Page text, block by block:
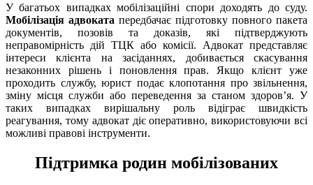
У багатьох випадках мобілізаційні спори доходять до суду.
Мобілізація адвоката передбачає підготовку повного пакета
документів, позовів та доказів, які підтверджують
неправомірність дій ТЦК або комісії. Адвокат представляє
інтереси клієнта на засіданнях, добивається скасування
незаконних рішень і поновлення прав. Якщо клієнт уже
проходить службу, юрист подає клопотання про звільнення,
зміну місця служби або переведення за станом здоров’я. У
таких випадках вирішальну роль відіграє швидкість
реагування, тому адвокат діє оперативно, використовуючи всі
можливі правові інструменти.
Підтримка родин мобілізованих